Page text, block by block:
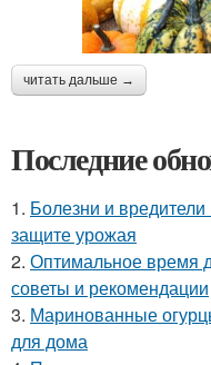
читать дальше →
Последние
1. Болезни и
защите урожая
2. Оптимальное время
советы и рекомендации
3. Маринованные
для дома